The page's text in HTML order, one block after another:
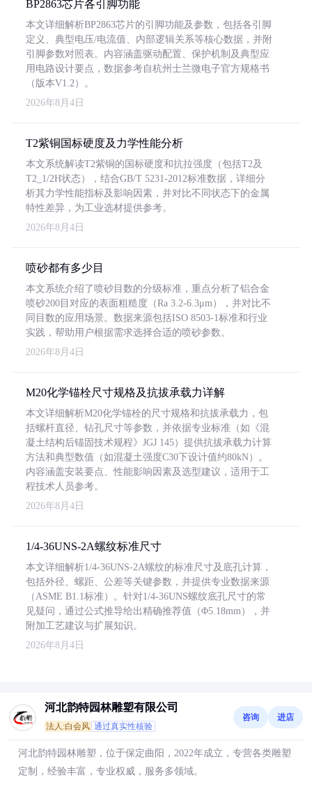
BP2863芯片各引脚功能
本文详细解析BP2863芯片的引脚功能及参数，包括各引脚
定义、典型电压/电流值、内部逻辑关系等核心数据，并附
引脚参数对照表。内容涵盖驱动配置、保护机制及典型应
用电路设计要点，数据参考自杭州士兰微电子官方规格书
（版本V1.2）。
2026年8月4日
T2紫铜国标硬度及力学性能分析
本文系统解读T2紫铜的国标硬度和抗拉强度（包括T2及
T2_1/2H状态），结合GB/T 5231-2012标准数据，详细分
析其力学性能指标及影响因素，并对比不同状态下的金属
特性差异，为工业选材提供参考。
2026年8月4日
喷砂都有多少目
本文系统介绍了喷砂目数的分级标准，重点分析了铝合金
喷砂200目对应的表面粗糙度（Ra 3.2-6.3μm），并对比不
同目数的应用场景。数据来源包括ISO 8503-1标准和行业
实践，帮助用户根据需求选择合适的喷砂参数。
2026年8月4日
M20化学锚栓尺寸规格及抗拔承载力详解
本文详细解析M20化学锚栓的尺寸规格和抗拔承载力，包
括螺杆直径、钻孔尺寸等参数，并依据专业标准（如《混
凝土结构后锚固技术规程》JGJ 145）提供抗拔承载力计算
方法和典型数值（如混凝土强度C30下设计值约80kN）。
内容涵盖安装要点、性能影响因素及选型建议，适用于工
程技术人员参考。
2026年8月4日
1/4-36UNS-2A螺纹标准尺寸
本文详细解析1/4-36UNS-2A螺纹的标准尺寸及底孔计算，
包括外径、螺距、公差等关键参数，并提供专业数据来源
（ASME B1.1标准）。针对1/4-36UNS螺纹底孔尺寸的常
见疑问，通过公式推导给出精确推荐值（Φ5.18mm），并
附加工艺建议与扩展知识。
2026年8月4日
河北韵特园林雕塑有限公司
法人:白会风 通过真实性核验
咨询 进店
河北韵特园林雕塑，位于保定曲阳，2022年成立，专营各类雕塑
定制，经验丰富，专业权威，服务多领域。